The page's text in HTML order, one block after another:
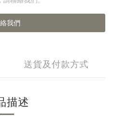
我們
送貨及付款方式
描述